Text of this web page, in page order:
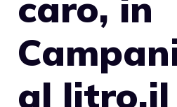
al litro,il